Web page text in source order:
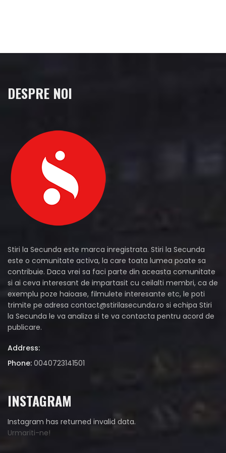
DESPRE NOI
Stiri la Secunda este marca inregistrata. Stiri la Secunda
este o comunitate activa, la care toata lumea poate sa
contribuie. Daca vrei sa faci parte din aceasta comunitate
si ai ceva interesant de impartasit cu ceilalti membri, ca de
exemplu poze haioase, filmulete interesante etc, le poti
trimite pe adresa contact@stirilasecunda.ro si echipa Stiri
la Secunda le va analiza si te va contacta pentru acord de
publicare.
Address:
Phone: 0040723141501
INSTAGRAM
Instagram has returned invalid data.
Urmariti-ne!